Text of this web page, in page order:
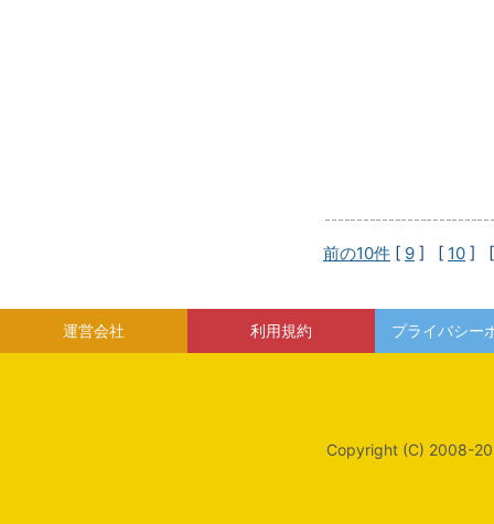
前の10件 [ 9 ] [ 10 ]
運営会社 利用規約 プライバシー
Copyright (C) 2008-